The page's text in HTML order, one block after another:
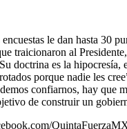
le dan hasta 30
traicionaron al
doctrina es la hipocresía,
porque nadie les
confiarnos, hay que
de construir un